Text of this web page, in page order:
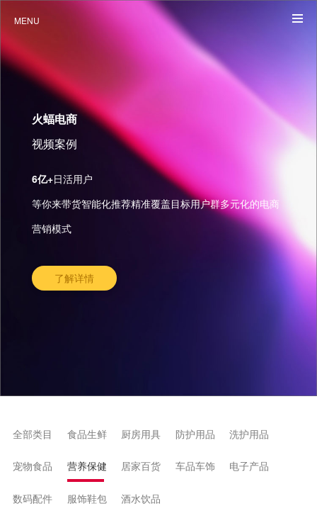
MENU
火蝠电商
视频案例
6亿+日活用户
等你来带货智能化推荐精准覆盖目标用户群多元化的电商
营销模式
了解详情
全部类目 食品生鲜 厨房用具 防护用品 洗护用品
宠物食品 营养保健 居家百货 车品车饰 电子产品
数码配件 服饰鞋包 酒水饮品